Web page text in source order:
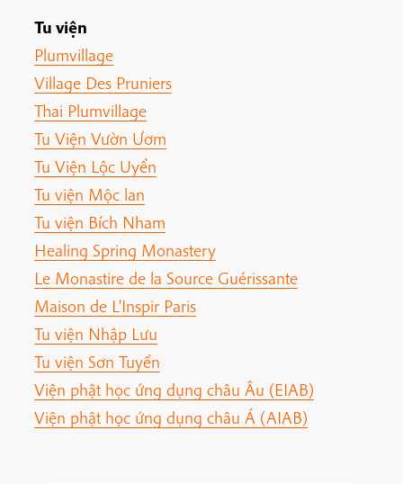
Tu viện
Plumvillage
Village Des Pruniers
Thai Plumvillage
Tu Viện Vườn Ươm
Tu Viện Lộc Uyển
Tu viện Mộc lan
Tu viện Bích Nham
Healing Spring Monastery
Le Monastire de la Source Guérissante
Maison de L'Inspir Paris
Tu viện Nhập Lưu
Tu viện Sơn Tuyền
Viện phật học ứng dụng châu Âu (EIAB)
Viện phật học ứng dụng châu Á (AIAB)